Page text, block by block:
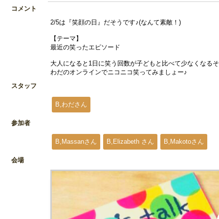
コメント
2/5は『笑顔の日』だそうです♪(なんて素敵！)
【テーマ】
最近の笑ったエピソード
大人になると1日に笑う回数が子どもと比べて少なくなる
わだのオンラインでニコニコ笑ってみましょー♪
スタッフ
B,わださん
参加者
B,Massanさん B,Elizabeth さん B,Makotoさん
会場